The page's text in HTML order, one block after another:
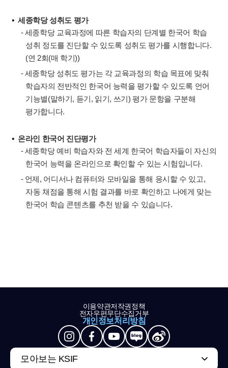
세종학당 성취도 평가
- 세종학당 교육과정에 따른 학습자의 단계별 한국어 학습
성취 정도를 진단할 수 있도록 성취도 평가를 시행합니다.
(연 2회(매 학기))
- 세종학당 성취도 평가는 각 교육과정의 학습 목표에 맞춰
학습자의 전반적인 한국어 능력을 평가할 수 있도록 언어
기능별(말하기, 듣기, 읽기, 쓰기) 평가 문항을 구분해
평가합니다.
온라인 한국어 진단평가
- 세종학당 예비 학습자와 전 세계 한국어 학습자들이 자신의
한국어 능력을 온라인으로 확인할 수 있는 시험입니다.
- 언제, 어디서나 컴퓨터와 모바일을 통해 응시할 수 있고,
자동 채점을 통해 시험 결과를 바로 확인하고 나에게 맞는
한국어 학습 콘텐츠를 추천 받을 수 있습니다.
이용약관저작권정책
전자우편무단수집거부
개인정보처리방침
모아보는 KSIF